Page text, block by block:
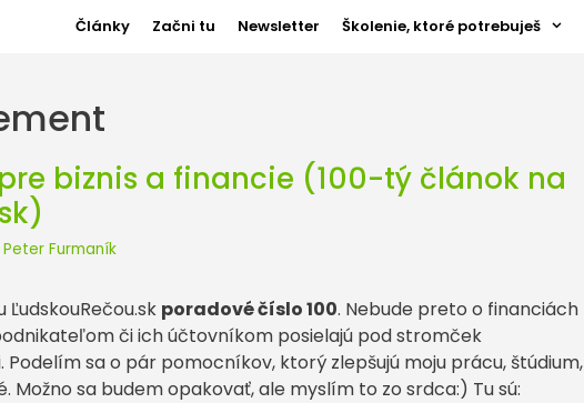
Články Začni tu Newsletter Školenie, ktoré potrebuješ
biznis a financie (100-tý článok na
Peter Furmaník
poradové číslo 100. Nebude preto o financiách
či ich účtovníkom posielajú pod stromček
Podelím sa o pár pomocníkov, ktorý zlepšujú moju prácu, štúdium,
Možno sa budem opakovať, ale myslím to zo srdca:) Tu sú: